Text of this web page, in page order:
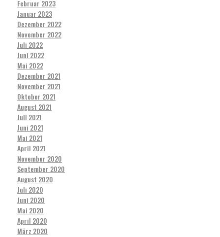
Februar 2023
Januar 2023
Dezember 2022
November 2022
Juli 2022
Juni 2022
Mai 2022
Dezember 2021
November 2021
Oktober 2021
August 2021
Juli 2021
Juni 2021
Mai 2021
April 2021
November 2020
September 2020
August 2020
Juli 2020
Juni 2020
Mai 2020
April 2020
März 2020